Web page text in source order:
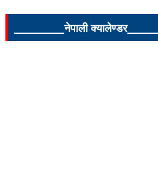
____________नेपाली क्यालेण्डर_________